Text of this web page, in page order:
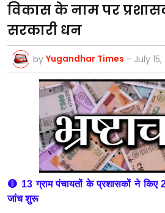
विकास के नाम पर
सरकारी धन
by Yugandhar Times - July 15,
🔴 13 ग्राम पंचायतों के प्रशासकों ने
जांच शुरू